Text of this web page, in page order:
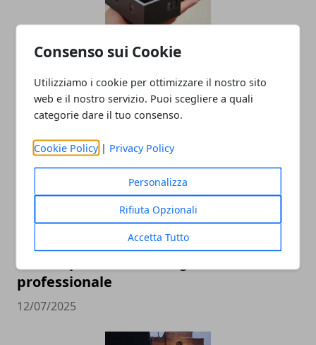
Consenso sui Cookie
Utilizziamo i cookie per ottimizzare il nostro sito
web e il nostro servizio. Puoi scegliere a quali
categorie dare il tuo consenso.
Cookie Policy | Privacy Policy
Personalizza
Rifiuta Opzionali
Accetta Tutto
online per valorizzare il tuo immobile
28/07/2025
professionale
12/07/2025